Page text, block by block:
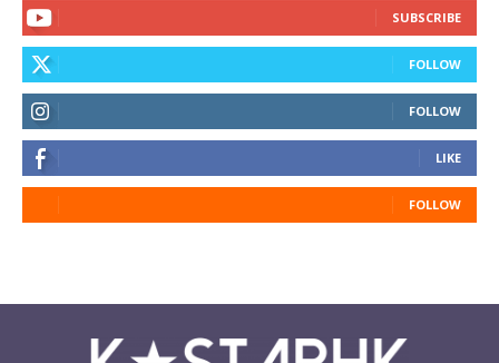
SUBSCRIBE
FOLLOW
FOLLOW
LIKE
FOLLOW